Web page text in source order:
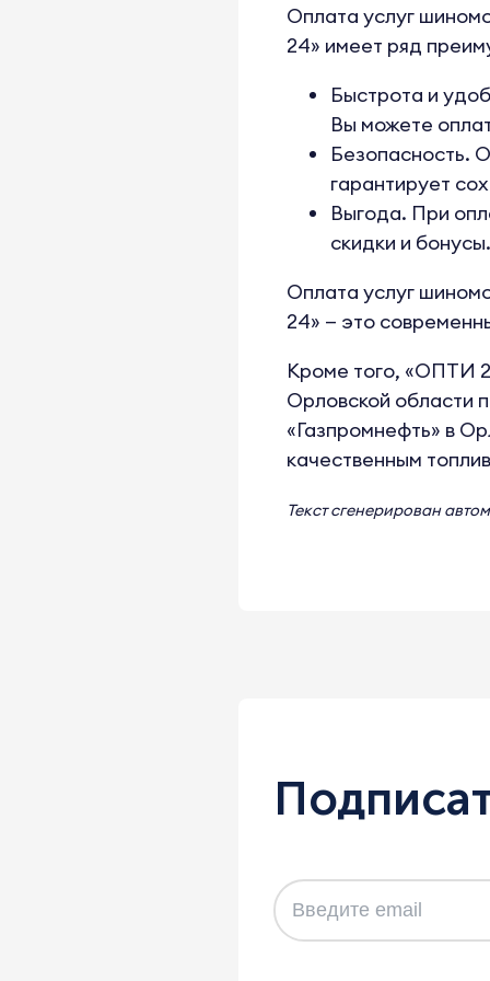
Оплата услуг
24» имеет ряд
Быстрота и
Вы можете
Безопасность.
гарантирует
Выгода. При
скидки и бонусы.
Оплата услуг
24» — это
Кроме того, «ОПТИ
Орловской области
«Газпромнефть» в
качественным
Текст сгенерирован